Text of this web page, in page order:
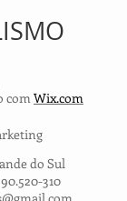
comWix.com